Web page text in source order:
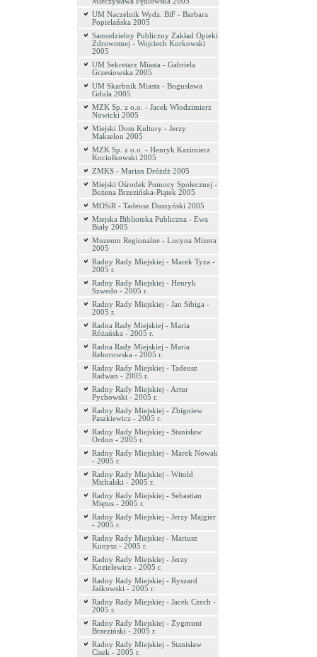
UM Naczelnik Wydz. BiF - Barbara
Popielańska 2005
Samodzielny Publiczny Zakład Opieki
Zdrowotnej - Wojciech Korkowski
2005
UM Sekretarz Miasta - Gabriela
Grzesiowska 2005
UM Skarbnik Miasta - Bogusława
Gdula 2005
MZK Sp. z o.o. - Jacek Włodzimierz
Nowicki 2005
Miejski Dom Kultury - Jerzy
Makselon 2005
MZK Sp. z o.o. - Henryk Kazimierz
Kociołkowski 2005
ZMKS - Marian Dróżdż 2005
Miejski Ośrodek Pomocy Społecznej -
Bożena Brzezińska-Piątek 2005
MOSiR - Tadeusz Duszyński 2005
Miejska Biblioteka Publiczna - Ewa
Biały 2005
Muzeum Regionalne - Lucyna Mizera
2005
Radny Rady Miejskiej - Marek Tyza -
2005 r.
Radny Rady Miejskiej - Henryk
Szwedo - 2005 r.
Radny Rady Miejskiej - Jan Sibiga -
2005 r.
Radna Rady Miejskiej - Maria
Różańska - 2005 r.
Radna Rady Miejskiej - Maria
Rehorowska - 2005 r.
Radny Rady Miejskiej - Tadeusz
Radwan - 2005 r.
Radny Rady Miejskiej - Artur
Pychowski - 2005 r.
Radny Rady Miejskiej - Zbigniew
Paszkiewicz - 2005 r.
Radny Rady Miejskiej - Stanisław
Ordon - 2005 r.
Radny Rady Miejskiej - Marek Nowak
- 2005 r.
Radny Rady Miejskiej - Witold
Michalski - 2005 r.
Radny Rady Miejskiej - Sebastian
Miętus - 2005 r.
Radny Rady Miejskiej - Jerzy Majgier
- 2005 r.
Radny Rady Miejskiej - Mariusz
Kunysz - 2005 r.
Radny Rady Miejskiej - Jerzy
Kozielewicz - 2005 r.
Radny Rady Miejskiej - Ryszard
Jaśkowski - 2005 r.
Radny Rady Miejskiej - Jacek Czech -
2005 r.
Radny Rady Miejskiej - Zygmunt
Brzeziński - 2005 r.
Radny Rady Miejskiej - Stanisław
Cisek - 2005 r.